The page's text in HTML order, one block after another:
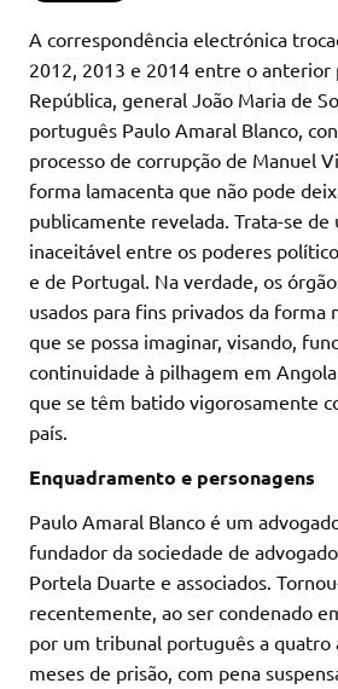
A correspondência electrónica
2012, 2013 e 2014 entre o anterior
República, general João Maria de
português Paulo Amaral Blanco,
processo de corrupção de Manuel
forma lamacenta que não pode
publicamente revelada. Trata-se de
inaceitável entre os poderes
e de Portugal. Na verdade, os
usados para fins privados da forma
que se possa imaginar, visando,
continuidade à pilhagem em
que se têm batido vigorosamente
país.
Enquadramento e personagens
Paulo Amaral Blanco é um
fundador da sociedade de
Portela Duarte e associados.
recentemente, ao ser condenado
por um tribunal português a quatro
meses de prisão, com pena